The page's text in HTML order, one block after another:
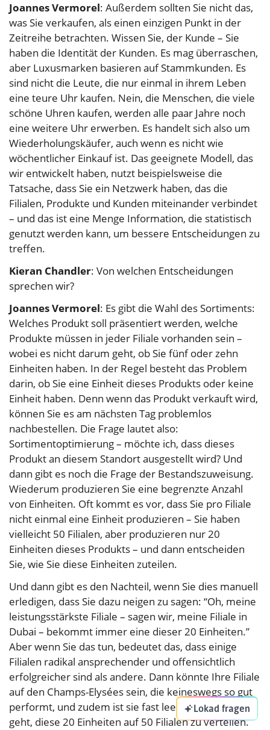
Joannes Vermorel: Außerdem sollten Sie nicht das,
was Sie verkaufen, als einen einzigen Punkt in der
Zeitreihe betrachten. Wissen Sie, der Kunde – Sie
haben die Identität der Kunden. Es mag überraschen,
aber Luxusmarken basieren auf Stammkunden. Es
sind nicht die Leute, die nur einmal in ihrem Leben
eine teure Uhr kaufen. Nein, die Menschen, die viele
schöne Uhren kaufen, werden alle paar Jahre noch
eine weitere Uhr erwerben. Es handelt sich also um
Wiederholungskäufer, auch wenn es nicht wie
wöchentlicher Einkauf ist. Das geeignete Modell, das
wir entwickelt haben, nutzt beispielsweise die
Tatsache, dass Sie ein Netzwerk haben, das die
Filialen, Produkte und Kunden miteinander verbindet
– und das ist eine Menge Information, die statistisch
genutzt werden kann, um bessere Entscheidungen zu
treffen.
Kieran Chandler: Von welchen Entscheidungen
sprechen wir?
Joannes Vermorel: Es gibt die Wahl des Sortiments:
Welches Produkt soll präsentiert werden, welche
Produkte müssen in jeder Filiale vorhanden sein –
wobei es nicht darum geht, ob Sie fünf oder zehn
Einheiten haben. In der Regel besteht das Problem
darin, ob Sie eine Einheit dieses Produkts oder keine
Einheit haben. Denn wenn das Produkt verkauft wird,
können Sie es am nächsten Tag problemlos
nachbestellen. Die Frage lautet also:
Sortimentoptimierung – möchte ich, dass dieses
Produkt an diesem Standort ausgestellt wird? Und
dann gibt es noch die Frage der Bestandszuweisung.
Wiederum produzieren Sie eine begrenzte Anzahl
von Einheiten. Oft kommt es vor, dass Sie pro Filiale
nicht einmal eine Einheit produzieren – Sie haben
vielleicht 50 Filialen, aber produzieren nur 20
Einheiten dieses Produkts – und dann entscheiden
Sie, wie Sie diese Einheiten zuteilen.
Und dann gibt es den Nachteil, wenn Sie dies manuell
erledigen, dass Sie dazu neigen zu sagen: “Oh, meine
leistungsstärkste Filiale – sagen wir, meine Filiale in
Dubai – bekommt immer eine dieser 20 Einheiten.”
Aber wenn Sie das tun, bedeutet das, dass einige
Filialen radikal ansprechender und offensichtlich
erfolgreicher sind als andere. Dann könnte Ihre Filiale
auf den Champs-Elysées sein, die keineswegs so gut
performt, und zudem ist sie fast leer, wenn es darum
geht, diese 20 Einheiten auf 50 Filialen zu verteilen.
Lokad fragen